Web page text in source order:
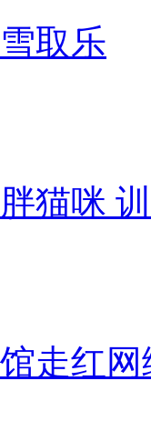
取乐
猫咪
走红网